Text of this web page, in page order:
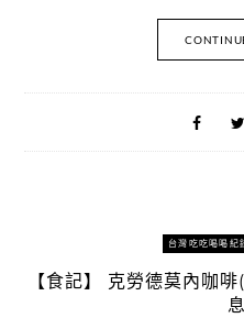
台灣吃吃喝喝紀
【食記】 克勞德莫內咖